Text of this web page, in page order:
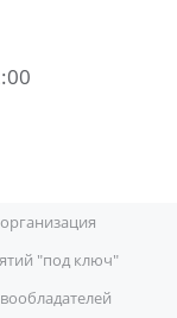
"под ключ"